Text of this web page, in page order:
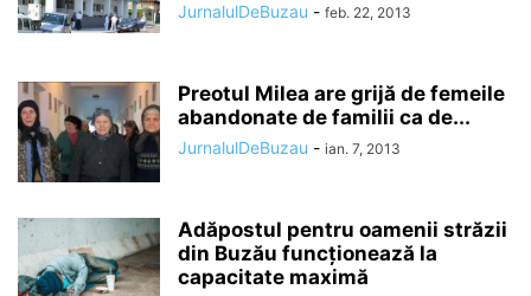
JurnalulDeBuzau - feb. 22, 2013
Preotul Milea are grijă de femeile
abandonate de familii ca de...
JurnalulDeBuzau - ian. 7, 2013
Adăpostul pentru oamenii străzii
din Buzău funcţionează la
capacitate maximă